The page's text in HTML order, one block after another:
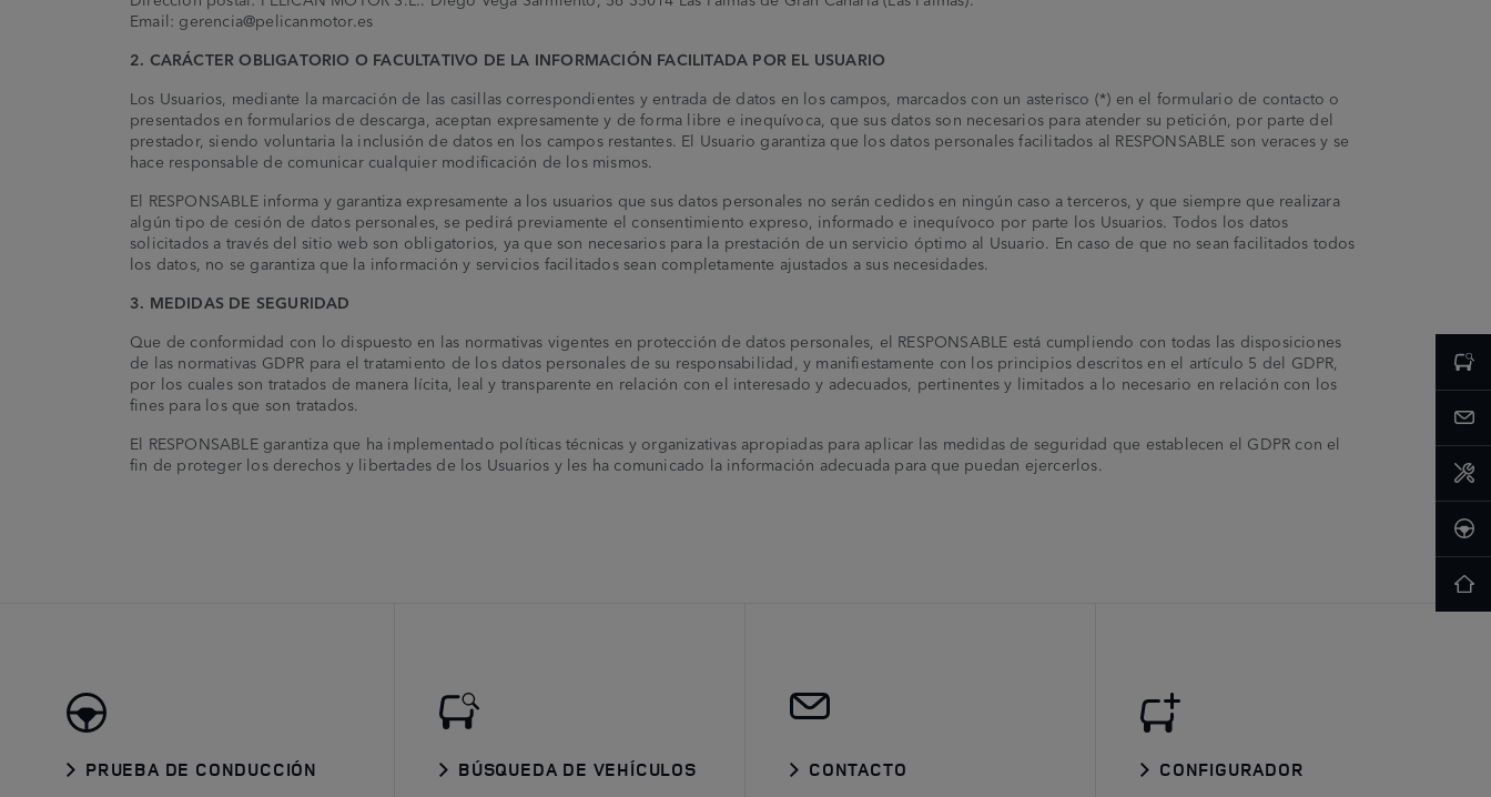
Email: gerencia@pelicanmotor.es
2. CARÁCTER OBLIGATORIO O FACULTATIVO DE LA INFORMACIÓN FACILITADA POR EL USUARIO
Los Usuarios, mediante la marcación de las casillas correspondientes y entrada de datos en los campos, marcados con un asterisco (*) en el formulario de contacto o
presentados en formularios de descarga, aceptan expresamente y de forma libre e inequívoca, que sus datos son necesarios para atender su petición, por parte del
prestador, siendo voluntaria la inclusión de datos en los campos restantes. El Usuario garantiza que los datos personales facilitados al RESPONSABLE son veraces y se
hace responsable de comunicar cualquier modificación de los mismos.
El RESPONSABLE informa y garantiza expresamente a los usuarios que sus datos personales no serán cedidos en ningún caso a terceros, y que siempre que realizara
algún tipo de cesión de datos personales, se pedirá previamente el consentimiento expreso, informado e inequívoco por parte los Usuarios. Todos los datos
solicitados a través del sitio web son obligatorios, ya que son necesarios para la prestación de un servicio óptimo al Usuario. En caso de que no sean facilitados todos
los datos, no se garantiza que la información y servicios facilitados sean completamente ajustados a sus necesidades.
3. MEDIDAS DE SEGURIDAD
Que de conformidad con lo dispuesto en las normativas vigentes en protección de datos personales, el RESPONSABLE está cumpliendo con todas las disposiciones
de las normativas GDPR para el tratamiento de los datos personales de su responsabilidad, y manifiestamente con los principios descritos en el artículo 5 del GDPR,
por los cuales son tratados de manera lícita, leal y transparente en relación con el interesado y adecuados, pertinentes y limitados a lo necesario en relación con los
fines para los que son tratados.
El RESPONSABLE garantiza que ha implementado políticas técnicas y organizativas apropiadas para aplicar las medidas de seguridad que establecen el GDPR con el
fin de proteger los derechos y libertades de los Usuarios y les ha comunicado la información adecuada para que puedan ejercerlos.
PRUEBA DE CONDUCCIÓN BÚSQUEDA DE VEHÍCULOS CONTACTO CONFIGURADOR